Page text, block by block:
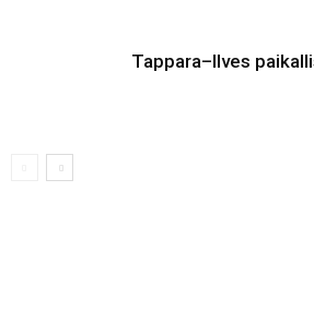
Tappara–Ilves